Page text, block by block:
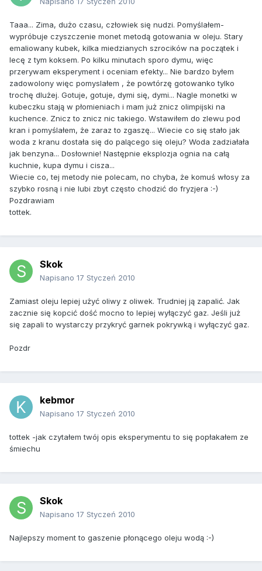
Taaa... Zima, dużo czasu, człowiek się nudzi. Pomyślałem-
wypróbuje czyszczenie monet metodą gotowania w oleju. Stary
emaliowany kubek, kilka miedzianych szrocików na początek i
lecę z tym koksem. Po kilku minutach sporo dymu, więc
przerywam eksperyment i oceniam efekty... Nie bardzo byłem
zadowolony więc pomyslałem , że powtórzę gotowanko tylko
trochę dlużej. Gotuje, gotuje, dymi się, dymi... Nagle monetki w
kubeczku stają w płomieniach i mam już znicz olimpijski na
kuchence. Znicz to znicz nic takiego. Wstawiłem do zlewu pod
kran i pomyślałem, że zaraz to zgaszę... Wiecie co się stało jak
woda z kranu dostała się do palącego się oleju? Woda zadziałała
jak benzyna... Dosłownie! Następnie eksplozja ognia na całą
kuchnie, kupa dymu i cisza...
Wiecie co, tej metody nie polecam, no chyba, że komuś włosy za
szybko rosną i nie lubi zbyt często chodzić do fryzjera :-)
Pozdrawiam
tottek.
Skok
Napisano 17 Styczeń 2010
Zamiast oleju lepiej użyć oliwy z oliwek. Trudniej ją zapalić. Jak
zacznie się kopcić dość mocno to lepiej wyłączyć gaz. Jeśli już
się zapali to wystarczy przykryć garnek pokrywką i wyłączyć gaz.
Pozdr
kebmor
Napisano 17 Styczeń 2010
tottek -jak czytałem twój opis eksperymentu to się popłakałem ze
śmiechu
Skok
Napisano 17 Styczeń 2010
Najlepszy moment to gaszenie płonącego oleju wodą :-)